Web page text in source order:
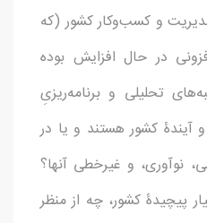
و کسب‌وکار کشور (که
در حال افزایش بوده
تحلیلی و برنامه‌ریزیِ
آیندۀ کشور هستند و یا در
نوآوری، و غیرخطی آنها؟
پیچیدۀ کشور، چه از منظر